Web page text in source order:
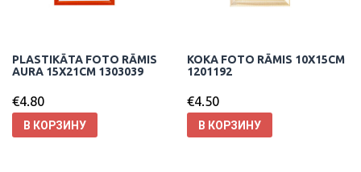
PLASTIKĀTA FOTO RĀMIS
AURA 15X21CM 1303039
€4.80
В КОРЗИНУ
KOKA FOTO RĀMIS 10X15CM
1201192
€4.50
В КОРЗИНУ